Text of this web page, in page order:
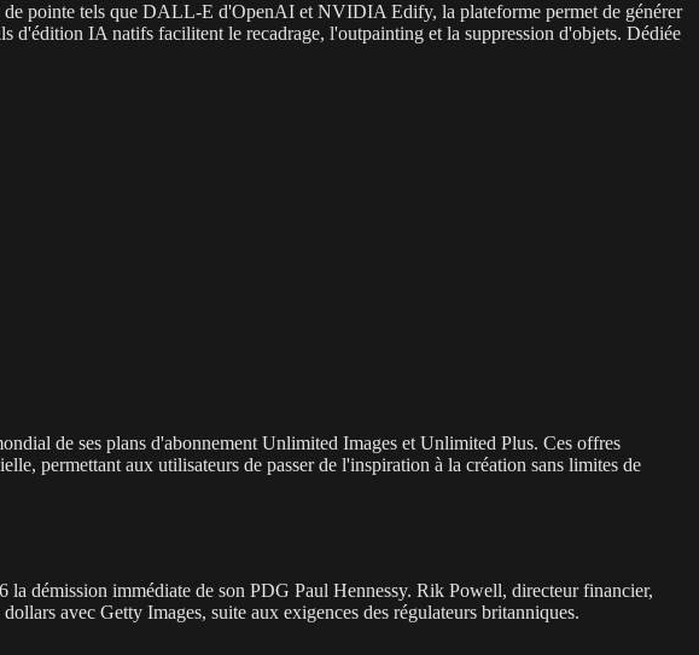
de pointe tels que DALL-E d'OpenAI et NVIDIA Edify, la plateforme permet de générer
d'édition IA natifs facilitent le recadrage, l'outpainting et la suppression d'objets. Dédiée
de ses plans d'abonnement Unlimited Images et Unlimited Plus. Ces offres
permettant aux utilisateurs de passer de l'inspiration à la création sans limites de
démission immédiate de son PDG Paul Hennessy. Rik Powell, directeur financier,
avec Getty Images, suite aux exigences des régulateurs britanniques.